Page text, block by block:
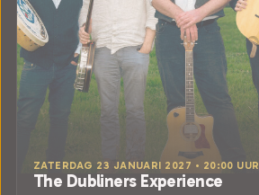
ZATERDAG 23 JANUARI 2027 • 20:00 UUR
The Dubliners Experience